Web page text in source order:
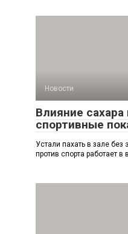
Новости
Влияние сахара
спортивные
Устали пахать в зале без
против спорта работает в